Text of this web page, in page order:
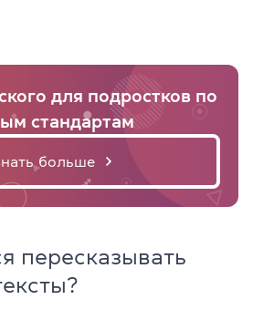
для подростков по
стандартам
больше
пересказывать